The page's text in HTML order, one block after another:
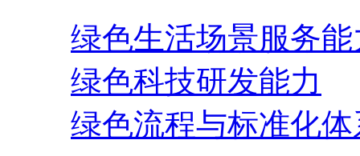
绿色生活场景服务能
绿色科技研发能力
绿色流程与标准化体